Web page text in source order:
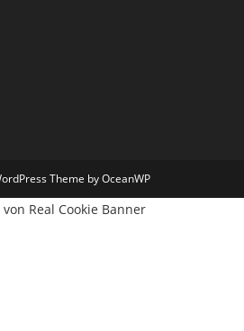
Theme by OceanWP
Real Cookie Banner